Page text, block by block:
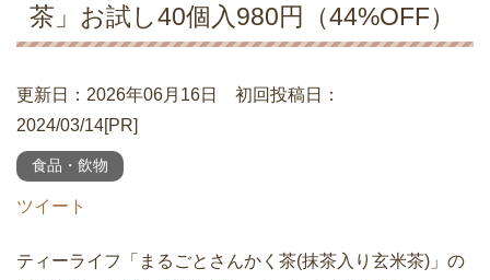
茶」お試し40個入980円（44%OFF）
更新日：2026年06月16日 初回投稿日：
2024/03/14[PR]
食品・飲物
ツイート
ティーライフ「まるごとさんかく茶(抹茶入り玄米茶)」の